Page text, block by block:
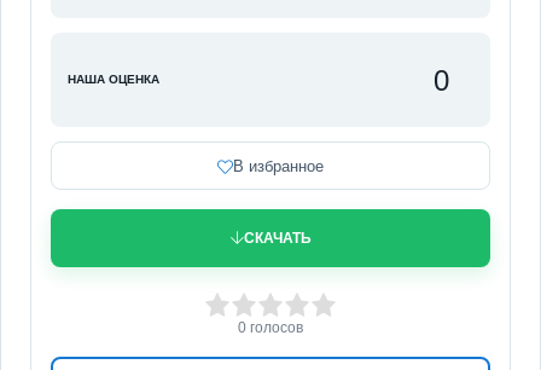
НАША ОЦЕНКА 0
В избранное
СКАЧАТЬ
3 4 5
0 голосов